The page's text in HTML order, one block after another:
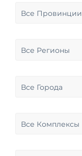
Все Провинции
Все Регионы
Все Города
Все Комплексы